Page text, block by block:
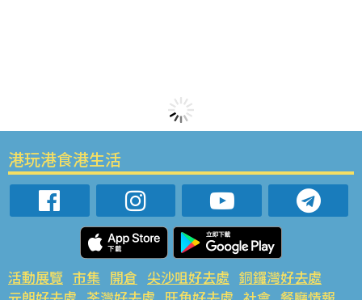
港玩港食港生活
活動展覽 市集 開倉 尖沙咀好去處 銅鑼灣好去處